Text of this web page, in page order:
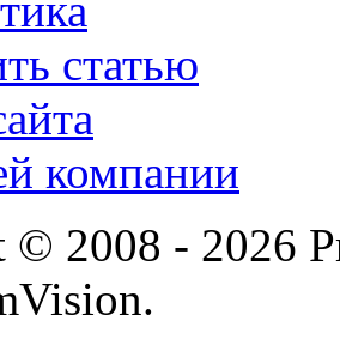
статью
компании
2008 - 2026